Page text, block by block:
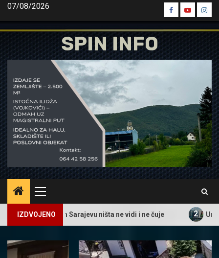
Skip
content
07/08/2026
Spin
Facebook
Spin
Youtube
Spin
SPIN INFO
Primary
Menu
IZDVOJENO
Sarajevu ništa ne vidi i ne čuje 2 Urbanistički i
ZANIMLJIVOSTI